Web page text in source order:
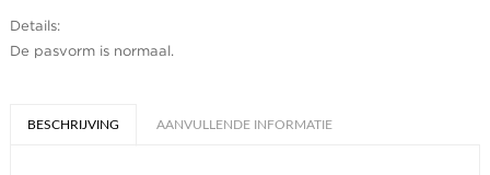
Details:
De pasvorm is normaal.
BESCHRIJVING AANVULLENDE INFORMATIE